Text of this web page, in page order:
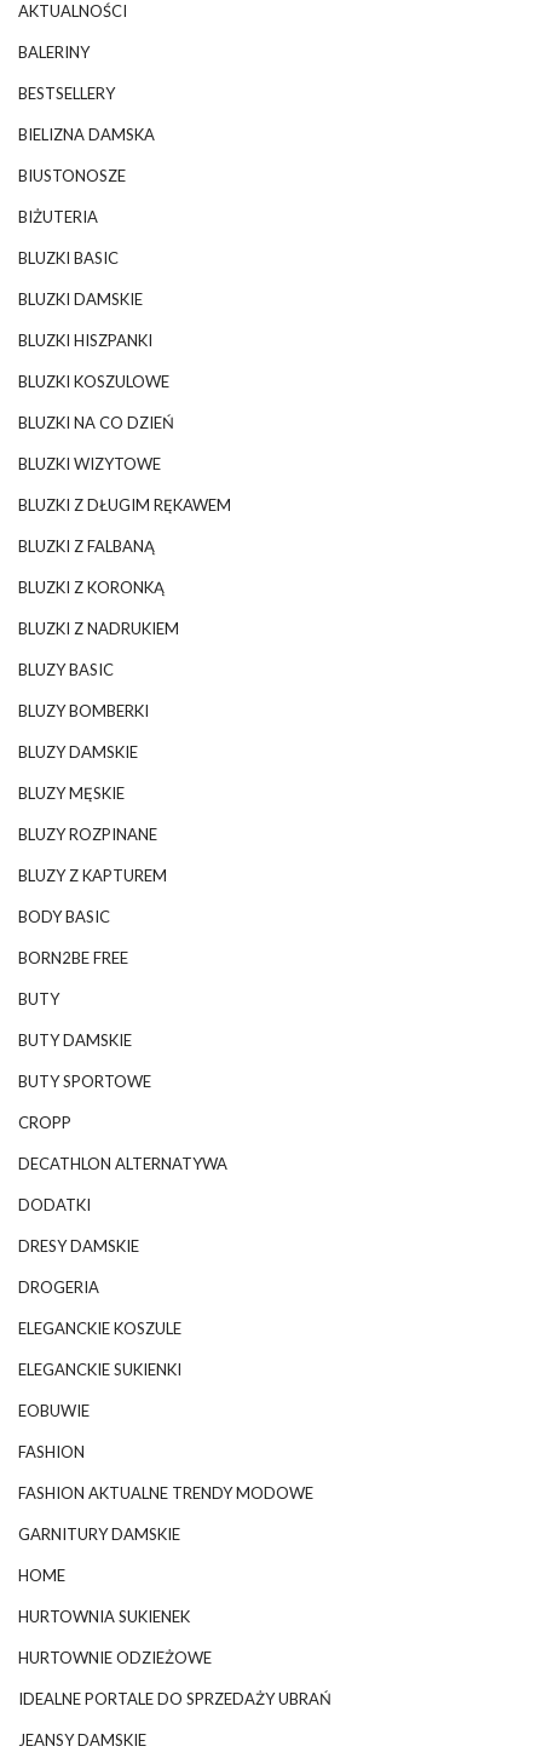
AKTUALNOŚCI
BALERINY
BESTSELLERY
BIELIZNA DAMSKA
BIUSTONOSZE
BIŻUTERIA
BLUZKI BASIC
BLUZKI DAMSKIE
BLUZKI HISZPANKI
BLUZKI KOSZULOWE
BLUZKI NA CO DZIEŃ
BLUZKI WIZYTOWE
BLUZKI Z DŁUGIM RĘKAWEM
BLUZKI Z FALBANĄ
BLUZKI Z KORONKĄ
BLUZKI Z NADRUKIEM
BLUZY BASIC
BLUZY BOMBERKI
BLUZY DAMSKIE
BLUZY MĘSKIE
BLUZY ROZPINANE
BLUZY Z KAPTUREM
BODY BASIC
BORN2BE FREE
BUTY
BUTY DAMSKIE
BUTY SPORTOWE
CROPP
DECATHLON ALTERNATYWA
DODATKI
DRESY DAMSKIE
DROGERIA
ELEGANCKIE KOSZULE
ELEGANCKIE SUKIENKI
EOBUWIE
FASHION
FASHION AKTUALNE TRENDY MODOWE
GARNITURY DAMSKIE
HOME
HURTOWNIA SUKIENEK
HURTOWNIE ODZIEŻOWE
IDEALNE PORTALE DO SPRZEDAŻY UBRAŃ
JEANSY DAMSKIE